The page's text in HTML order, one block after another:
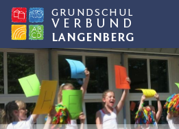
GRUNDSCHUL
VERBUND
LANGENBERG